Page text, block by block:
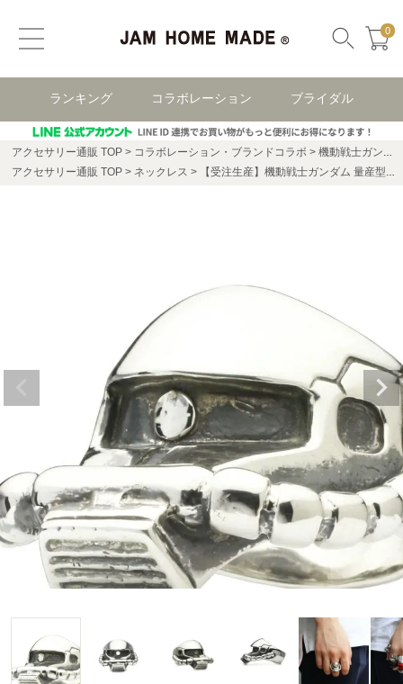
0
ランキング コラボレーション ブライダル
アクセサリー通販 TOP コラボレーション・ブランドコラボ
機動戦士ガンダム コラボレーション
アクセサリー通販 TOP
ネックレス 【受注生産】機動戦士ガンダム 量産型ザク フェイスリング -SILVER-